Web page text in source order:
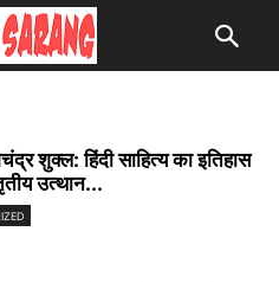
शुक्ल: हिंदी साहित्य का इतिहास
उत्थान...